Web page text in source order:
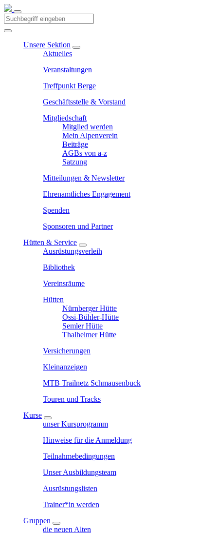
Unsere Sektion
Aktuelles
Veranstaltungen
Treffpunkt Berge
Geschäftsstelle & Vorstand
Mitgliedschaft
Mitglied werden
Mein Alpenverein
Beiträge
AGBs von a-z
Satzung
Mitteilungen & Newsletter
Ehrenamtliches Engagement
Spenden
Sponsoren und Partner
Hütten & Service
Ausrüstungsverleih
Bibliothek
Vereinsräume
Hütten
Nürnberger Hütte
Ossi-Bühler-Hütte
Semler Hütte
Thalheimer Hütte
Versicherungen
Kleinanzeigen
MTB Trailnetz Schmausenbuck
Touren und Tracks
Kurse
unser Kursprogramm
Hinweise für die Anmeldung
Teilnahmebedingungen
Unser Ausbildungsteam
Ausrüstungslisten
Trainer*in werden
Gruppen
die neuen Alten